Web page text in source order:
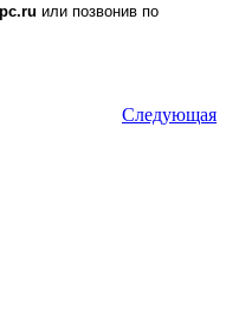
или позвонив по
Следующая